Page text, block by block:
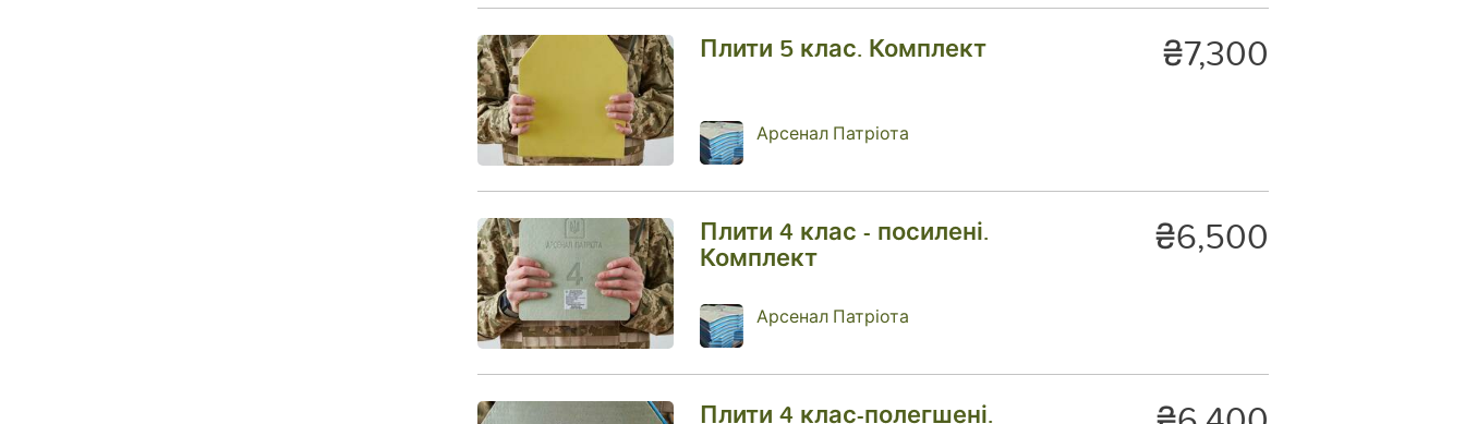
₴7,300
Плити 5 клас. Комплект
Арсенал Патріота
₴6,500
Плити 4 клас - посилені.
Комплект
Арсенал Патріота
Плити 4 клас-полегшені.